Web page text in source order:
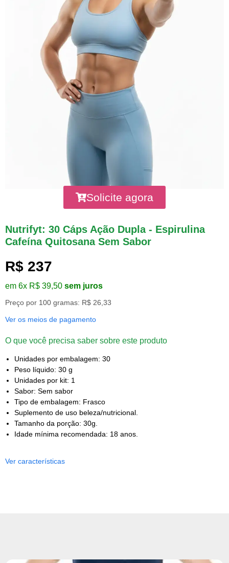
Solicite agora
Nutrifyt: 30 Cáps Ação Dupla - Espirulina
Cafeína Quitosana Sem Sabor
R$ 237
em 6x R$ 39,50 sem juros
Preço por 100 gramas: R$ 26,33
Ver os meios de pagamento
O que você precisa saber sobre este produto
Unidades por embalagem: 30
Peso líquido: 30 g
Unidades por kit: 1
Sabor: Sem sabor
Tipo de embalagem: Frasco
Suplemento de uso beleza/nutricional.
Tamanho da porção: 30g.
Idade mínima recomendada: 18 anos.
Ver características